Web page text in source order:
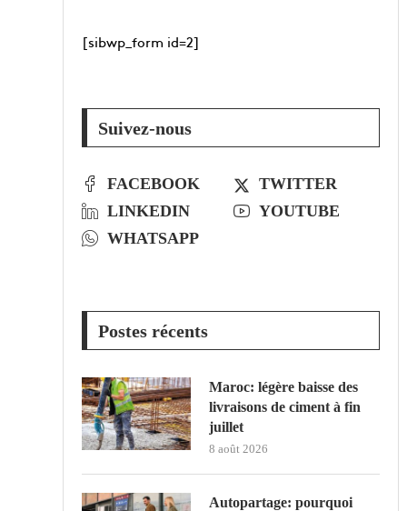
[sibwp_form id=2]
Suivez-nous
FACEBOOK
TWITTER
LINKEDIN
YOUTUBE
WHATSAPP
Postes récents
Maroc: légère baisse des
livraisons de ciment à fin
juillet
8 août 2026
Autopartage: pourquoi